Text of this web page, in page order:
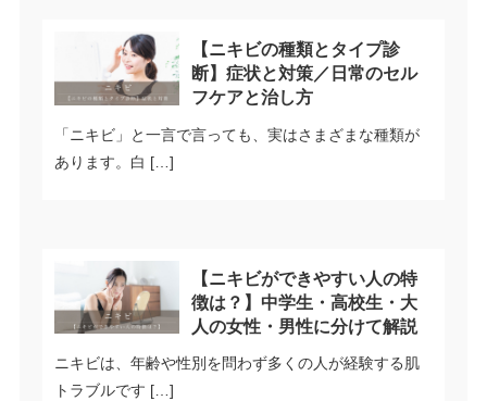
【ニキビの種類とタイプ診
断】症状と対策／日常のセル
フケアと治し方
「ニキビ」と一言で言っても、実はさまざまな種類が
あります。白 […]
【ニキビができやすい人の特
徴は？】中学生・高校生・大
人の女性・男性に分けて解説
ニキビは、年齢や性別を問わず多くの人が経験する肌
トラブルです […]